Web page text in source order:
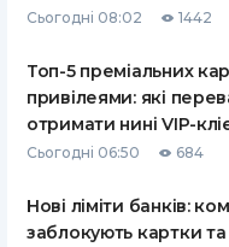
ВСІ СТРАХОВІ ПОЛІСИ
СТРАХОВІ КОМПАНІЇ
ВІДГУКИ ПРО СТРАХОВІ
КОМПАНІЇ
Сьогодні 08:02 1442
Топ-5 преміальних
привілеями: які
отримати нині VIP-
Сьогодні 06:50 684
Нові ліміти банків:
заблокують картки